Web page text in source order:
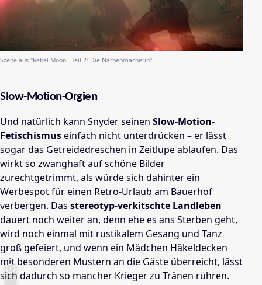
Szene aus "Rebel Moon - Teil 2: Die Narbenmacherin"
Slow-Motion-Orgien
Und natürlich kann Snyder seinen Slow-Motion-
Fetischismuseinfach nicht unterdrücken – er lässt
sogar das Getreidedreschen in Zeitlupe ablaufen. Das
wirkt so zwanghaft auf schöne Bilder
zurechtgetrimmt, als würde sich dahinter ein
Werbespot für einen Retro-Urlaub am Bauerhof
verbergen. Das stereotyp-verkitschte Landleben
dauert noch weiter an, denn ehe es ans Sterben geht,
wird noch einmal mit rustikalem Gesang und Tanz
groß gefeiert, und wenn ein Mädchen Häkeldecken
mit besonderen Mustern an die Gäste überreicht, lässt
sich dadurch so mancher Krieger zu Tränen rühren.